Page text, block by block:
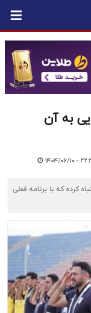
به آن
۰۶/۱۰ - ۲۲:۳۵
کرده که با برنامه فعلی